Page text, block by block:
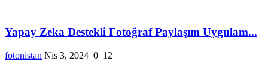
Yapay Zeka Destekli Fotoğraf Paylaşım Uygulam...
fotonistan Nis 3, 2024 0 12